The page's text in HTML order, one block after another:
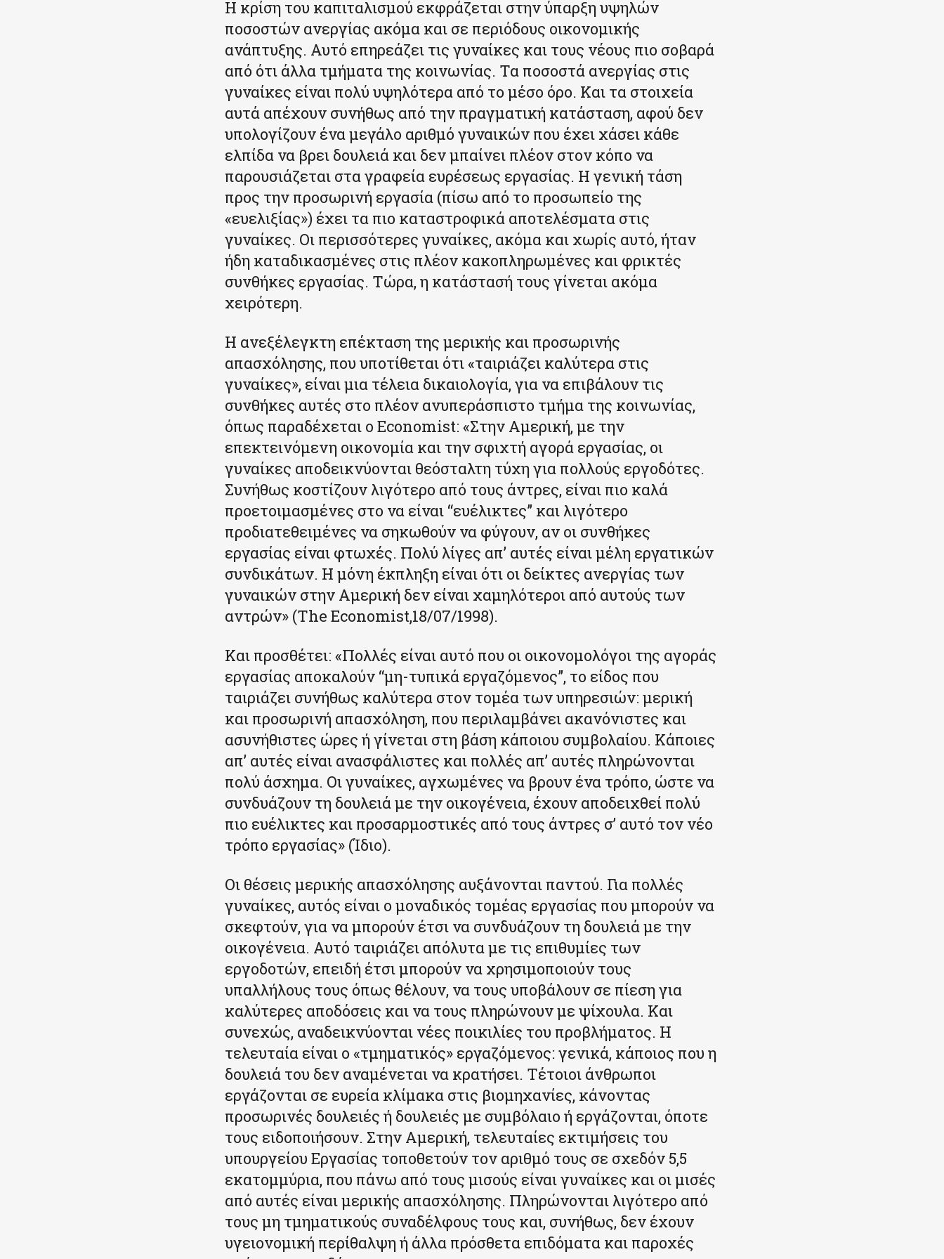
Η κρίση του καπιταλισμού εκφράζεται στην ύπαρξη υψηλών
ποσοστών ανεργίας ακόμα και σε περιόδους οικονομικής
ανάπτυξης. Αυτό επηρεάζει τις γυναίκες και τους νέους πιο σοβαρά
από ότι άλλα τμήματα της κοινωνίας. Τα ποσοστά ανεργίας στις
γυναίκες είναι πολύ υψηλότερα από το μέσο όρο. Και τα στοιχεία
αυτά απέχουν συνήθως από την πραγματική κατάσταση, αφού δεν
υπολογίζουν ένα μεγάλο αριθμό γυναικών που έχει χάσει κάθε
ελπίδα να βρει δουλειά και δεν μπαίνει πλέον στον κόπο να
παρουσιάζεται στα γραφεία ευρέσεως εργασίας. Η γενική τάση
προς την προσωρινή εργασία (πίσω από το προσωπείο της
«ευελιξίας») έχει τα πιο καταστροφικά αποτελέσματα στις
γυναίκες. Οι περισσότερες γυναίκες, ακόμα και χωρίς αυτό, ήταν
ήδη καταδικασμένες στις πλέον κακοπληρωμένες και φρικτές
συνθήκες εργασίας. Τώρα, η κατάστασή τους γίνεται ακόμα
χειρότερη.
Η ανεξέλεγκτη επέκταση της μερικής και προσωρινής
απασχόλησης, που υποτίθεται ότι «ταιριάζει καλύτερα στις
γυναίκες», είναι μια τέλεια δικαιολογία, για να επιβάλουν τις
συνθήκες αυτές στο πλέον ανυπεράσπιστο τμήμα της κοινωνίας,
όπως παραδέχεται ο Economist: «Στην Αμερική, με την
επεκτεινόμενη οικονομία και την σφιχτή αγορά εργασίας, οι
γυναίκες αποδεικνύονται θεόσταλτη τύχη για πολλούς εργοδότες.
Συνήθως κοστίζουν λιγότερο από τους άντρες, είναι πιο καλά
προετοιμασμένες στο να είναι “ευέλικτες” και λιγότερο
προδιατεθειμένες να σηκωθούν να φύγουν, αν οι συνθήκες
εργασίας είναι φτωχές. Πολύ λίγες απ’ αυτές είναι μέλη εργατικών
συνδικάτων. Η μόνη έκπληξη είναι ότι οι δείκτες ανεργίας των
γυναικών στην Αμερική δεν είναι χαμηλότεροι από αυτούς των
αντρών» (The Economist,18/07/1998).
Και προσθέτει: «Πολλές είναι αυτό που οι οικονομολόγοι της αγοράς
εργασίας αποκαλούν “μη-τυπικά εργαζόμενος”, το είδος που
ταιριάζει συνήθως καλύτερα στον τομέα των υπηρεσιών: μερική
και προσωρινή απασχόληση, που περιλαμβάνει ακανόνιστες και
ασυνήθιστες ώρες ή γίνεται στη βάση κάποιου συμβολαίου. Κάποιες
απ’ αυτές είναι ανασφάλιστες και πολλές απ’ αυτές πληρώνονται
πολύ άσχημα. Οι γυναίκες, αγχωμένες να βρουν ένα τρόπο, ώστε να
συνδυάζουν τη δουλειά με την οικογένεια, έχουν αποδειχθεί πολύ
πιο ευέλικτες και προσαρμοστικές από τους άντρες σ’ αυτό τον νέο
τρόπο εργασίας» (Ίδιο).
Οι θέσεις μερικής απασχόλησης αυξάνονται παντού. Για πολλές
γυναίκες, αυτός είναι ο μοναδικός τομέας εργασίας που μπορούν να
σκεφτούν, για να μπορούν έτσι να συνδυάζουν τη δουλειά με την
οικογένεια. Αυτό ταιριάζει απόλυτα με τις επιθυμίες των
εργοδοτών, επειδή έτσι μπορούν να χρησιμοποιούν τους
υπαλλήλους τους όπως θέλουν, να τους υποβάλουν σε πίεση για
καλύτερες αποδόσεις και να τους πληρώνουν με ψίχουλα. Και
συνεχώς, αναδεικνύονται νέες ποικιλίες του προβλήματος. Η
τελευταία είναι ο «τμηματικός» εργαζόμενος: γενικά, κάποιος που η
δουλειά του δεν αναμένεται να κρατήσει. Τέτοιοι άνθρωποι
εργάζονται σε ευρεία κλίμακα στις βιομηχανίες, κάνοντας
προσωρινές δουλειές ή δουλειές με συμβόλαιο ή εργάζονται, όποτε
τους ειδοποιήσουν. Στην Αμερική, τελευταίες εκτιμήσεις του
υπουργείου Εργασίας τοποθετούν τον αριθμό τους σε σχεδόν 5,5
εκατομμύρια, που πάνω από τους μισούς είναι γυναίκες και οι μισές
από αυτές είναι μερικής απασχόλησης. Πληρώνονται λιγότερο από
τους μη τμηματικούς συναδέλφους τους και, συνήθως, δεν έχουν
υγειονομική περίθαλψη ή άλλα πρόσθετα επιδόματα και παροχές